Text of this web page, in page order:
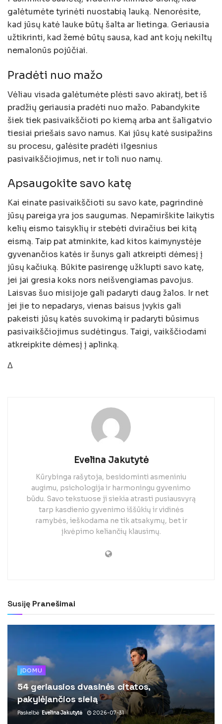
galėtumėte tyrinėti nuostabią lauką. Nenorėsite,
kad jūsų katė lauke būtų šalta ar lietinga. Geriausia
užtikrinti, kad žemė būtų sausa, kad ant kojų nekiltų
nemalonūs pojūčiai.
Pradėti nuo mažo
Vėliau visada galėtumėte plėsti savo akiratį, bet iš
pradžių geriausia pradėti nuo mažo. Pabandykite
šiek tiek pasivaikščioti po kiemą arba ant šaligatvio
tiesiai priešais savo namus. Kai jūsų katė susipažins
su procesu, galėsite pradėti ilgesnius
pasivaikščiojimus, net ir toli nuo namų.
Apsaugokite savo katę
Kai einate pasivaikščioti su savo kate, pagrindinė
jūsų pareiga yra jos saugumas. Nepamirškite laikytis
kelių eismo taisyklių ir stebėti dviračius bei kitą
eismą. Taip pat atminkite, kad kitos kaimynystėje
gyvenančios katės ir šunys gali atkreipti dėmesį į
jūsų kačiuką. Būkite pasirengę užklupti savo katę,
jei jai gresia koks nors neišvengiamas pavojus.
Laisvas šuo misijoje gali padaryti daug žalos. Ir net
jei jie to nepadarys, vienas baisus įvykis gali
pakeisti jūsų katės suvokimą ir padaryti būsimus
pasivaikščiojimus sudėtingus. Taigi, vaikščiodami
atkreipkite dėmesį į aplinką.
Δ
Evelina Jakutytė
Kūrybinga rašytoja, besidominti asmeniniu
augimu, psichologija ir harmoningu gyvenimo
būdu. Savo tekstuose ji siekia atrasti pusiausvyrą
tarp kasdienio gyvenimo iššūkių ir vidinės
ramybės, ieškodama ne tik atsakymų, bet ir
įkvėpimo keliančių klausimų.
Susiję Pranešimai
ĮDOMU
54 geriausios dvasinės citatos,
pakylėjančios sielą
Paskelbė Evelina Jakutytė 2026-07-31